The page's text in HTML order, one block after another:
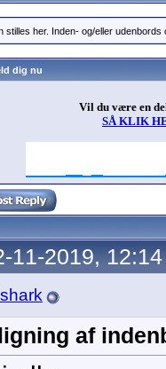
stilles her. Inden- og/eller
dig nu
Vil du være en
SÅ KLIK
11-2019, 12:14
af